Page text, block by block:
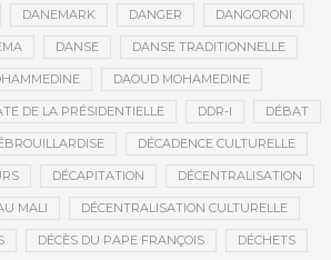
DANEMARK DANGER DANGORONI
DANSE DANSE TRADITIONNELLE
DAOUD MOHAMEDINE
DE LA PRÉSIDENTIELLE DDR-I DÉBAT
DÉCADENCE CULTURELLE
DÉCAPITATION DÉCENTRALISATION
MALI DÉCENTRALISATION CULTURELLE
DÉCÈS DU PAPE FRANÇOIS DÉCHETS